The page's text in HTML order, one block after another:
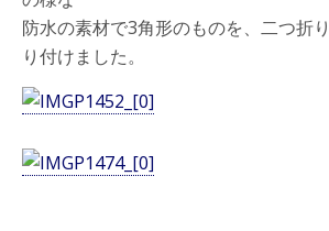
防水の素材で3角形のものを、二つ折
り付けました。